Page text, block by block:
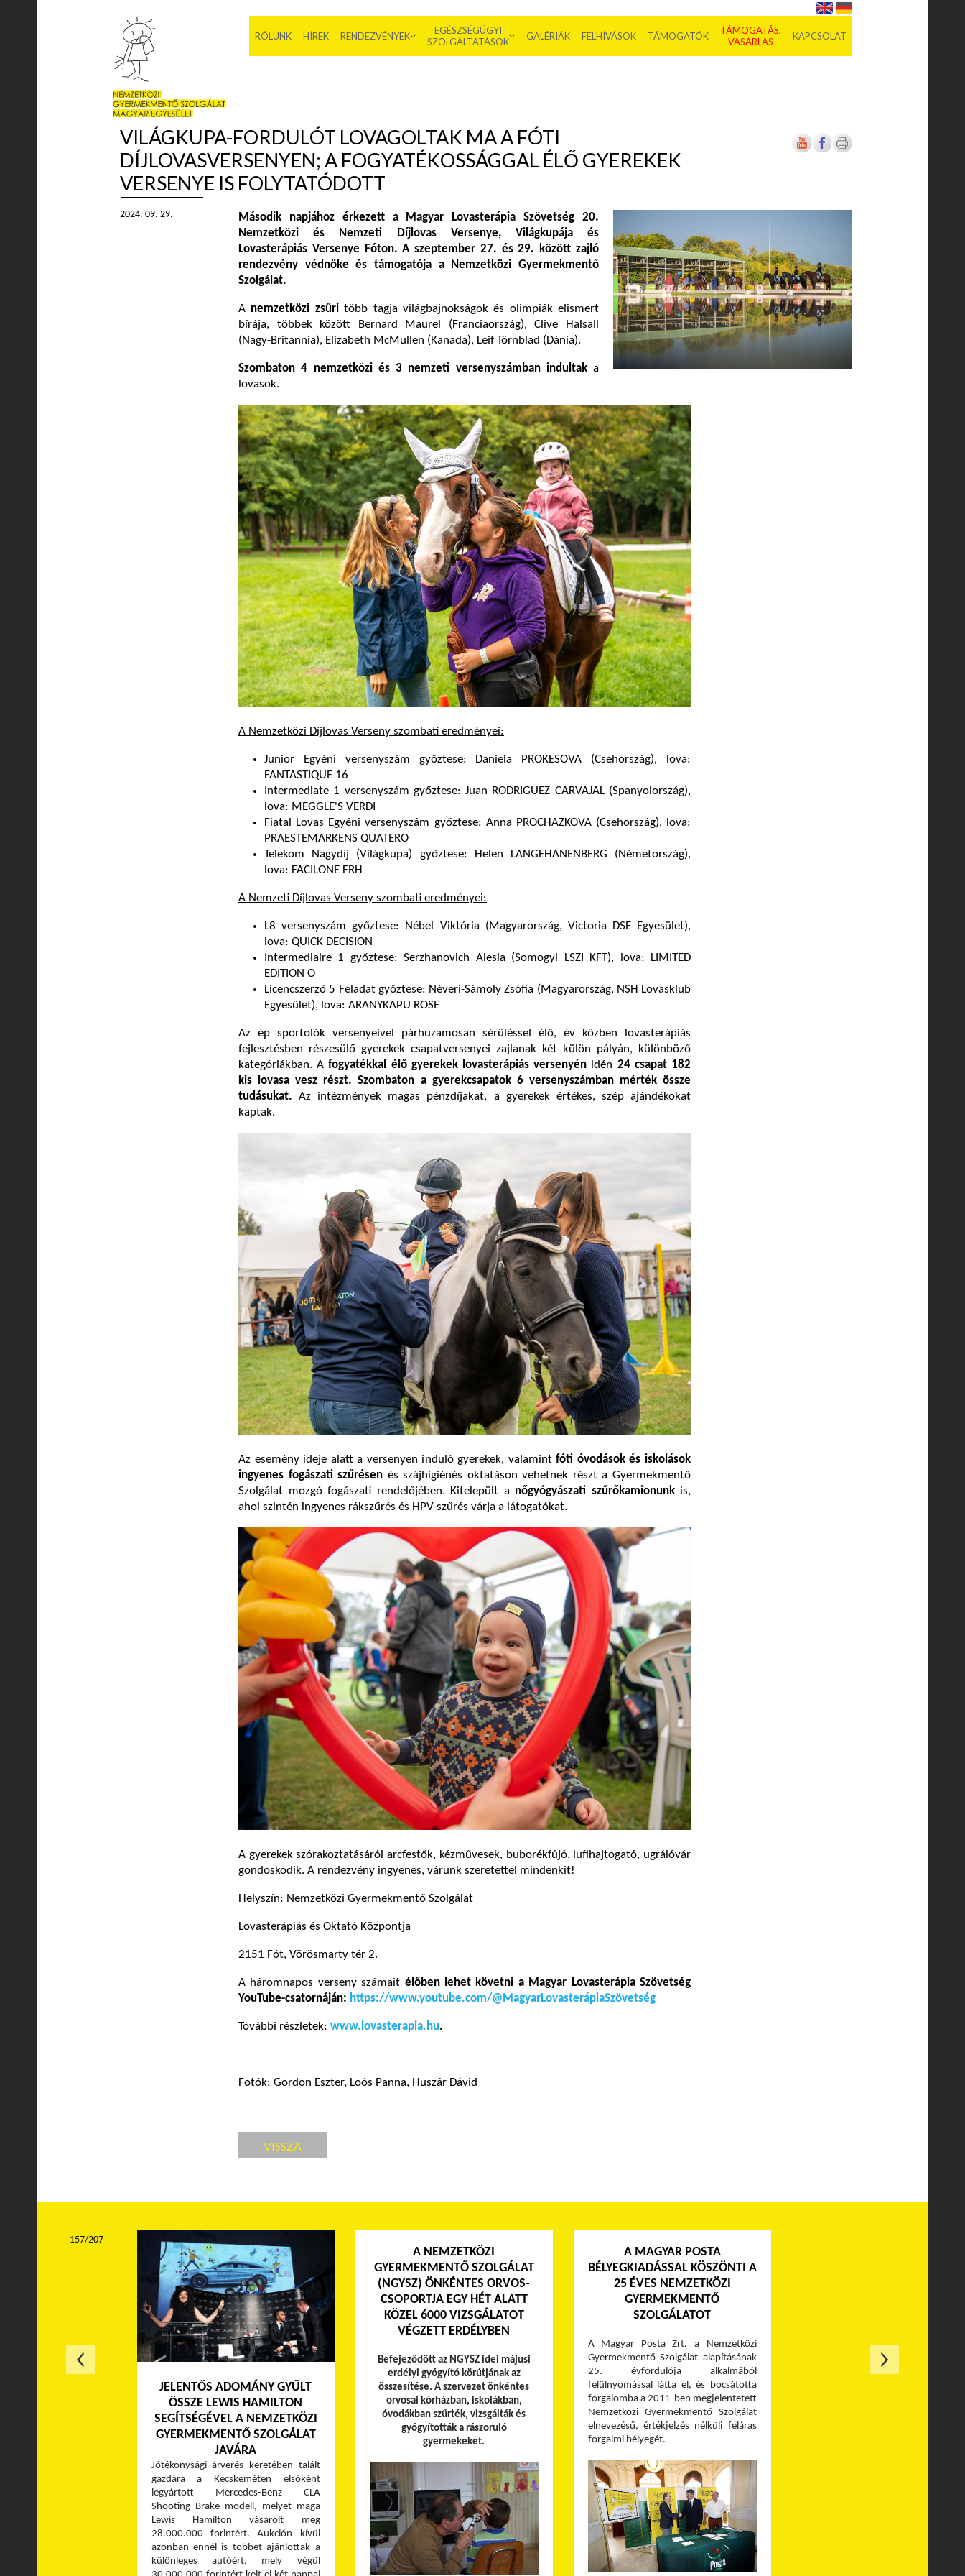
RÓLUNK HÍREK RENDEZVÉNYEK
EGÉSZSÉGÜGYI
SZOLGÁLTATÁSOK
GALÉRIÁK FELHÍVÁSOK TÁMOGATÓK
TÁMOGATÁS,
VÁSÁRLÁS
KAPCSOLAT
VILÁGKUPA-FORDULÓT LOVAGOLTAK MA A FÓTI
DÍJLOVASVERSENYEN; A FOGYATÉKOSSÁGGAL ÉLŐ GYEREKEK
VERSENYE IS FOLYTATÓDOTT
2024. 09. 29.
Második napjához érkezett a Magyar Lovasterápia Szövetség 20.
Nemzetközi és Nemzeti Díjlovas Versenye, Világkupája és
Lovasterápiás Versenye Fóton. A szeptember 27. és 29. között zajló
rendezvény védnöke és támogatója a Nemzetközi Gyermekmentő
Szolgálat.
A nemzetközi zsűritöbb tagja világbajnokságok és olimpiák elismert
bírája, többek között Bernard Maurel (Franciaország), Clive Halsall
(Nagy-Britannia), Elizabeth McMullen (Kanada), Leif Törnblad (Dánia).
Szombaton 4 nemzetközi és 3 nemzeti versenyszámban indultaka
lovasok.
A Nemzetközi Díjlovas Verseny szombati eredményei:
Junior Egyéni versenyszám győztese: Daniela PROKESOVA (Csehország), lova:
FANTASTIQUE 16
Intermediate 1 versenyszám győztese: Juan RODRIGUEZ CARVAJAL (Spanyolország),
lova: MEGGLE'S VERDI
Fiatal Lovas Egyéni versenyszám győztese: Anna PROCHAZKOVA (Csehország), lova:
PRAESTEMARKENS QUATERO
Telekom Nagydíj (Világkupa) győztese: Helen LANGEHANENBERG (Németország),
lova: FACILONE FRH
A Nemzeti Díjlovas Verseny szombati eredményei:
L8 versenyszám győztese: Nébel Viktória (Magyarország, Victoria DSE Egyesület),
lova: QUICK DECISION
Intermediaire 1 győztese: Serzhanovich Alesia (Somogyi LSZI KFT), lova: LIMITED
EDITION O
Licencszerző 5 Feladat győztese: Néveri-Sámoly Zsófia (Magyarország, NSH Lovasklub
Egyesület), lova: ARANYKAPU ROSE
Az ép sportolók versenyeivel párhuzamosan sérüléssel élő, év közben lovasterápiás
fejlesztésben részesülő gyerekek csapatversenyei zajlanak két külön pályán, különböző
kategóriákban. Afogyatékkal élő gyerekek lovasterápiás versenyén idén 24 csapat 182
kis lovasa vesz részt. Szombaton a gyerekcsapatok 6 versenyszámban mérték össze
tudásukat.Az intézmények magas pénzdíjakat, a gyerekek értékes, szép ajándékokat
kaptak.
Az esemény ideje alatt a versenyen induló gyerekek, valamintfóti óvodások és iskolások
ingyenes fogászati szűrésen és szájhigiénés oktatáson vehetnek részt a Gyermekmentő
Szolgálat mozgó fogászati rendelőjében. Kitelepült a nőgyógyászati szűrőkamionunkis,
ahol szintén ingyenes rákszűrés és HPV-szűrés várja a látogatókat.
A gyerekek szórakoztatásáról arcfestők, kézművesek, buborékfújó, lufihajtogató, ugrálóvár
gondoskodik. A rendezvény ingyenes, várunk szeretettel mindenkit!
Helyszín: Nemzetközi Gyermekmentő Szolgálat
Lovasterápiás és Oktató Központja
2151 Fót, Vörösmarty tér 2.
A háromnapos verseny számait élőben lehet követni a Magyar Lovasterápia Szövetség
YouTube-csatornáján: https://www.youtube.com/@MagyarLovasterápiaSzövetség
További részletek: www.lovasterapia.hu.
Fotók: Gordon Eszter, Loós Panna, Huszár Dávid
VISSZA
JELENTŐS ADOMÁNY GYŰLT
ÖSSZE LEWIS HAMILTON
SEGÍTSÉGÉVEL A NEMZETKÖZI
GYERMEKMENTŐ SZOLGÁLAT
JAVÁRA
Jótékonysági árverés keretében talált
gazdára a Kecskeméten elsőként
legyártott Mercedes-Benz CLA
Shooting Brake modell, melyet maga
Lewis Hamilton vásárolt meg
28.000.000 forintért. Aukción kívül
azonban ennél is többet ajánlottak a
különleges autóért, mely végül
A NEMZETKÖZI
GYERMEKMENTŐ SZOLGÁLAT
(NGYSZ) ÖNKÉNTES ORVOS-
CSOPORTJA EGY HÉT ALATT
KÖZEL 6000 VIZSGÁLATOT
VÉGZETT ERDÉLYBEN
Befejeződött az NGYSZ idei májusi
erdélyi gyógyító körútjának az
összesítése. A szervezet önkéntes
orvosai kórházban, iskolákban,
óvodákban szűrték, vizsgálták és
gyógyították a rászoruló
gyermekeket.
A MAGYAR POSTA
BÉLYEGKIADÁSSAL KÖSZÖNTI A
25 ÉVES NEMZETKÖZI
GYERMEKMENTŐ
SZOLGÁLATOT
A Magyar Posta Zrt. a Nemzetközi
Gyermekmentő Szolgálat alapításának
25. évfordulója alkalmából
felülnyomással látta el, és bocsátotta
forgalomba a 2011-ben megjelentetett
Nemzetközi Gyermekmentő Szolgálat
elnevezésű, értékjelzés nélküli feláras
forgalmi bélyegét.
157/207